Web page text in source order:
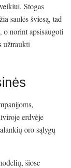
Stogas
saulės šviesą, tad
o norint apsisaugoti
užtraukti
erdvėje
oro sąlygų
šiose